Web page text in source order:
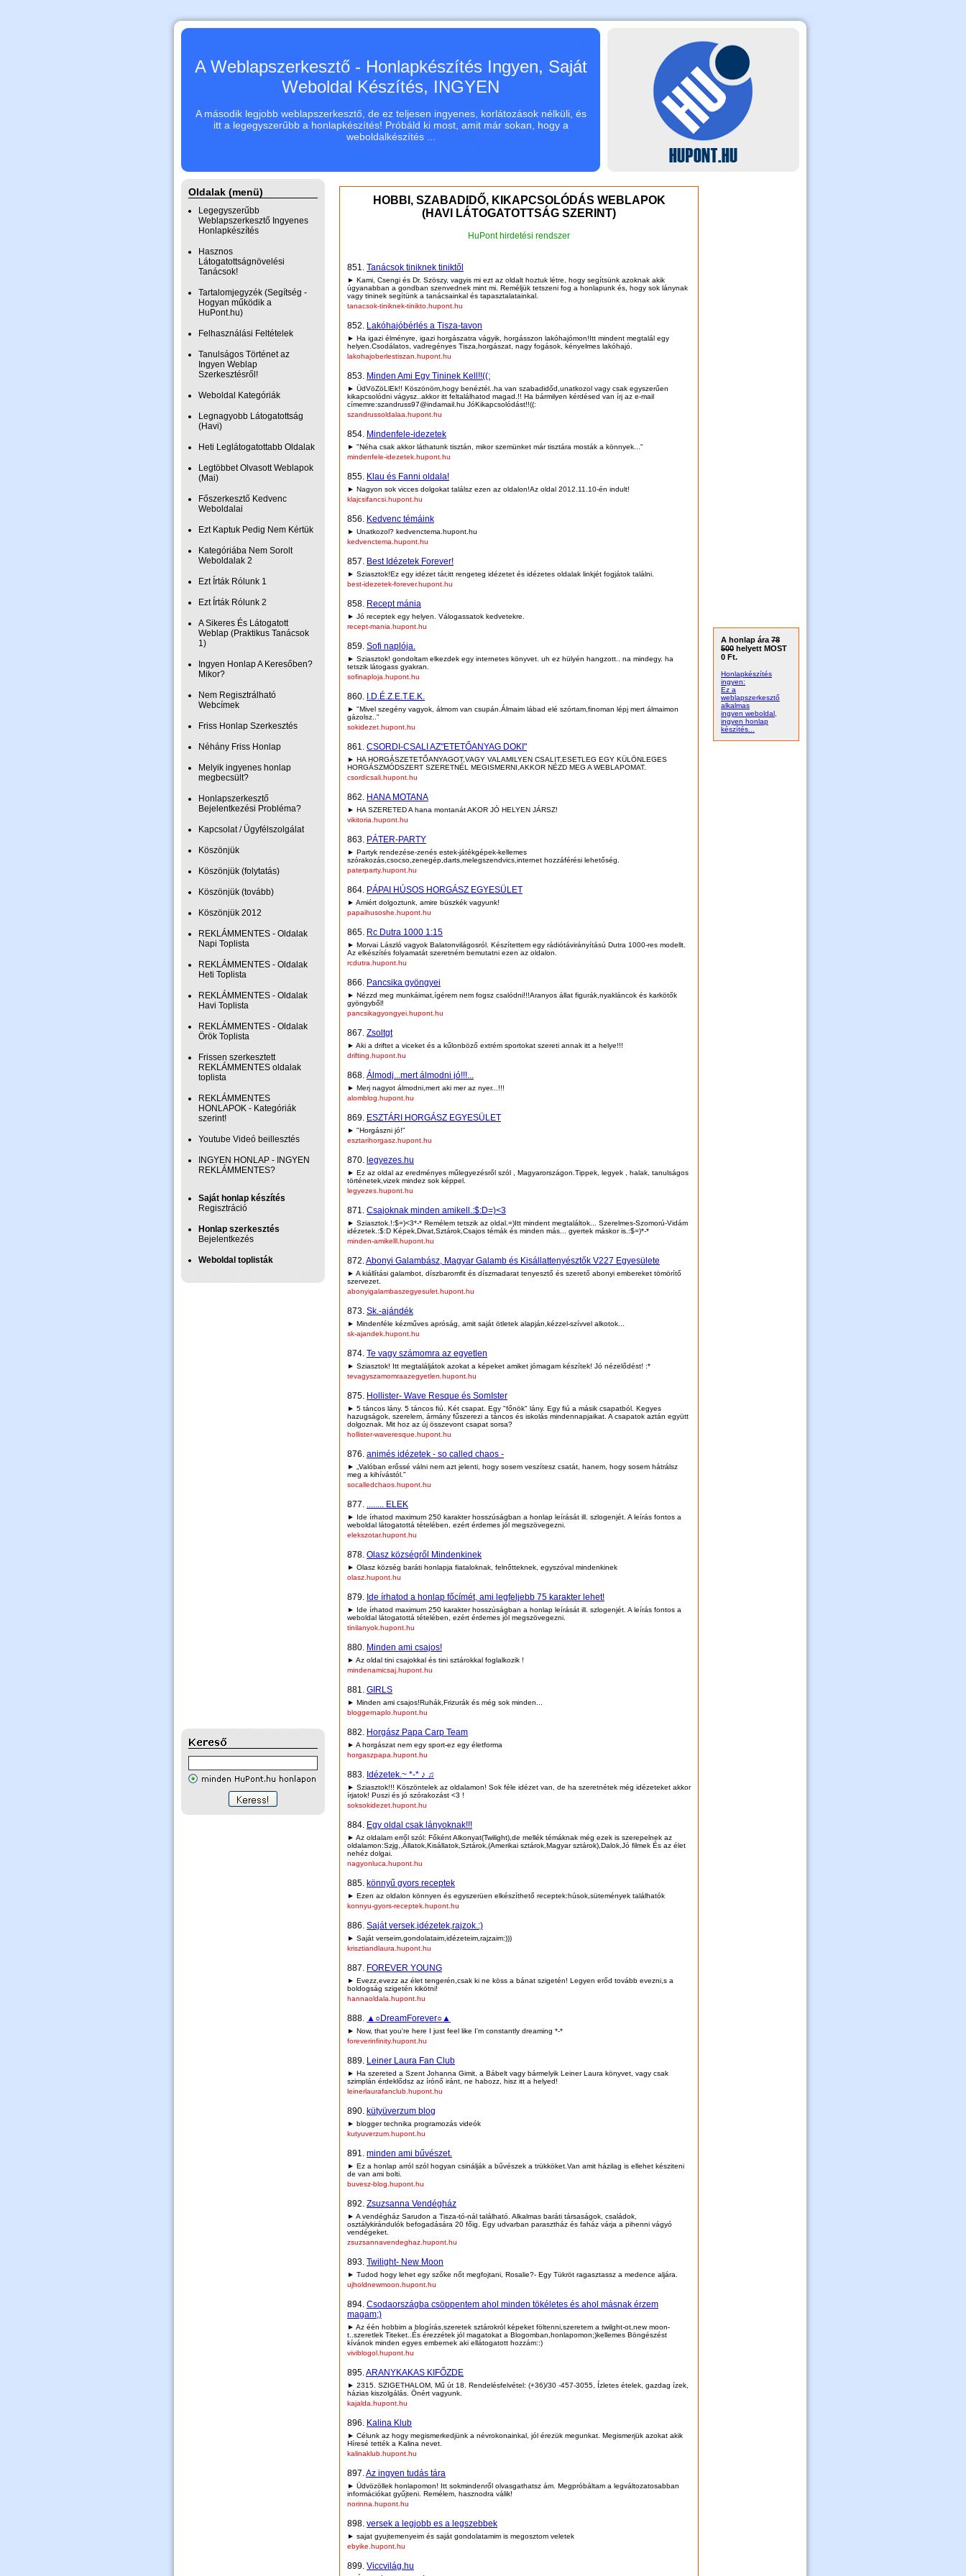
A Weblapszerkesztő - Honlapkészítés Ingyen, Saját
Weboldal Készítés, INGYEN
A második legjobb weblapszerkesztő, de ez teljesen ingyenes, korlátozások nélküli, és
itt a legegyszerűbb a honlapkészítés! Próbáld ki most, amit már sokan, hogy a
weboldalkészítés ...
Oldalak (menü)
Legegyszerűbb
Weblapszerkesztő Ingyenes
Honlapkészítés
Hasznos
Látogatottságnövelési
Tanácsok!
Tartalomjegyzék (Segítség -
Hogyan működik a
HuPont.hu)
Felhasználási Feltételek
Tanulságos Történet az
Ingyen Weblap
Szerkesztésről!
Weboldal Kategóriák
Legnagyobb Látogatottság
(Havi)
Heti Leglátogatottabb Oldalak
Legtöbbet Olvasott Weblapok
(Mai)
Főszerkesztő Kedvenc
Weboldalai
Ezt Kaptuk Pedig Nem Kértük
Kategóriába Nem Sorolt
Weboldalak 2
Ezt Írták Rólunk 1
Ezt Írták Rólunk 2
A Sikeres És Látogatott
Weblap (Praktikus Tanácsok
1)
Ingyen Honlap A Keresőben?
Mikor?
Nem Regisztrálható
Webcímek
Friss Honlap Szerkesztés
Néhány Friss Honlap
Melyik ingyenes honlap
megbecsült?
Honlapszerkesztő
Bejelentkezési Probléma?
Kapcsolat / Ügyfélszolgálat
Köszönjük
Köszönjük (folytatás)
Köszönjük (tovább)
Köszönjük 2012
REKLÁMMENTES - Oldalak
Napi Toplista
REKLÁMMENTES - Oldalak
Heti Toplista
REKLÁMMENTES - Oldalak
Havi Toplista
REKLÁMMENTES - Oldalak
Örök Toplista
Frissen szerkesztett
REKLÁMMENTES oldalak
toplista
REKLÁMMENTES
HONLAPOK - Kategóriák
szerint!
Youtube Videó beillesztés
INGYEN HONLAP - INGYEN
REKLÁMMENTES?
Saját honlap készítés
Regisztráció
Honlap szerkesztés
Bejelentkezés
Weboldal toplisták
HOBBI, SZABADIDŐ, KIKAPCSOLÓDÁS WEBLAPOK
(HAVI LÁTOGATOTTSÁG SZERINT)
HuPont hirdetési rendszer
851. Tanácsok tiniknek tiniktől
► Kami, Csengi és Dr. Szöszy, vagyis mi ezt az oldalt hoztuk létre, hogy segítsünk azoknak akik
úgyanabban a gondban szenvednek mint mi. Reméljük tetszeni fog a honlapunk és, hogy sok lánynak
vagy tininek segítünk a tanácsainkal és tapasztalatainkal.
tanacsok-tiniknek-tinikto.hupont.hu
852. Lakóhajóbérlés a Tisza-tavon
► Ha igazi élményre, igazi horgászatra vágyik, horgásszon lakóhajómon!Itt mindent megtalál egy
helyen.Csodálatos, vadregényes Tisza,horgászat, nagy fogások, kényelmes lakóhajó.
lakohajoberlestiszan.hupont.hu
853. Minden Ami Egy Tininek Kell!!((:
► ÜdVöZöLlEk!! Köszönöm,hogy benéztél..ha van szabadidőd,unatkozol vagy csak egyszerűen
kikapcsolódni vágysz..akkor itt feltalálhatod magad.!! Ha bármilyen kérdésed van írj az e-mail
címemre:szandruss97@indamail.hu JóKikapcsolódást!!((:
szandrussoldalaa.hupont.hu
854. Mindenfele-idezetek
► "Néha csak akkor láthatunk tisztán, mikor szemünket már tisztára mosták a könnyek..."
mindenfele-idezetek.hupont.hu
855. Klau és Fanni oldala!
► Nagyon sok vicces dolgokat találsz ezen az oldalon!Az oldal 2012.11.10-én indult!
klajcsifancsi.hupont.hu
856. Kedvenc témáink
► Unatkozol? kedvenctema.hupont.hu
kedvenctema.hupont.hu
857. Best Idézetek Forever!
► Sziasztok!Ez egy idézet tár,itt rengeteg idézetet és idézetes oldalak linkjét fogjátok találni.
best-idezetek-forever.hupont.hu
858. Recept mánia
► Jó receptek egy helyen. Válogassatok kedvetekre.
recept-mania.hupont.hu
859. Sofi naplója.
► Sziasztok! gondoltam elkezdek egy internetes könyvet. uh ez hülyén hangzott.. na mindegy. ha
tetszik látogass gyakran.
sofinaploja.hupont.hu
860. I.D.É.Z.E.T.E.K.
► "Mivel szegény vagyok, álmom van csupán.Álmaim lábad elé szórtam,finoman lépj mert álmaimon
gázolsz.."
sokidezet.hupont.hu
861. CSORDI-CSALI AZ"ETETŐANYAG DOKI"
► HA HORGÁSZETETŐANYAGOT,VAGY VALAMILYEN CSALIT,ESETLEG EGY KÜLÖNLEGES
HORGÁSZMÓDSZERT SZERETNÉL MEGISMERNI,AKKOR NÉZD MEG A WEBLAPOMAT.
csordicsali.hupont.hu
862. HANA MOTANA
► HA SZERETED A hana montanát AKOR JÓ HELYEN JÁRSZ!
vikitoria.hupont.hu
863. PÁTER-PARTY
► Partyk rendezése-zenés estek-játékgépek-kellemes
szórakozás,csocso,zenegép,darts,melegszendvics,internet hozzáférési lehetőség.
paterparty.hupont.hu
864. PÁPAI HÚSOS HORGÁSZ EGYESÜLET
► Amiért dolgoztunk, amire büszkék vagyunk!
papaihusoshe.hupont.hu
865. Rc Dutra 1000 1:15
► Morvai László vagyok Balatonvilágosról. Készítettem egy rádiótávirányítású Dutra 1000-res modellt.
Az elkészítés folyamatát szeretném bemutatni ezen az oldalon.
rcdutra.hupont.hu
866. Pancsika gyöngyei
► Nézzd meg munkáimat,ígérem nem fogsz csalódni!!!Aranyos állat figurák,nyakláncok és karkötők
gyöngyből!
pancsikagyongyei.hupont.hu
867. Zsoltgt
► Aki a driftet a viceket és a kűlonböző extrém sportokat szereti annak itt a helye!!!
drifting.hupont.hu
868. Álmodj...mert álmodni jó!!!...
► Merj nagyot álmodni,mert aki mer az nyer...!!!
alomblog.hupont.hu
869. ESZTÁRI HORGÁSZ EGYESÜLET
► "Horgászni jó!"
esztarihorgasz.hupont.hu
870. legyezes.hu
► Ez az oldal az eredményes műlegyezésről szól , Magyarországon.Tippek, legyek , halak, tanulságos
történetek,vizek mindez sok képpel.
legyezes.hupont.hu
871. Csajoknak minden amikell.:$:D=)<3
► Sziasztok.!:$=)<3*-* Remélem tetszik az oldal.=)Itt mindent megtaláltok... Szerelmes-Szomorú-Vidám
idézetek.:$:D Képek,Divat,Sztárok,Csajos témák és minden más... gyertek máskor is.:$=)*-*
minden-amikelll.hupont.hu
872.Abonyi Galambász, Magyar Galamb és Kisállattenyésztők V227 Egyesülete
► A kiállítási galambot, díszbaromfit és díszmadarat tenyesztő és szerető abonyi embereket tömörítő
szervezet.
abonyigalambaszegyesulet.hupont.hu
873. Sk.-ajándék
► Mindenféle kézműves apróság, amit saját ötletek alapján,kézzel-szívvel alkotok...
sk-ajandek.hupont.hu
874. Te vagy számomra az egyetlen
► Sziasztok! Itt megtaláljátok azokat a képeket amiket jómagam készítek! Jó nézelődést! :*
tevagyszamomraazegyetlen.hupont.hu
875. Hollister- Wave Resque és SomIster
► 5 táncos lány. 5 táncos fiú. Két csapat. Egy "főnök" lány. Egy fiú a másik csapatból. Kegyes
hazugságok, szerelem, ármány fűszerezi a táncos és iskolás mindennapjaikat. A csapatok aztán együtt
dolgoznak. Mit hoz az új összevont csapat sorsa?
hollister-waveresque.hupont.hu
876. animés idézetek - so called chaos -
► „Valóban erőssé válni nem azt jelenti, hogy sosem veszítesz csatát, hanem, hogy sosem hátrálsz
meg a kihívástól."
socalledchaos.hupont.hu
877. ........ ELEK
► Ide írhatod maximum 250 karakter hosszúságban a honlap leírását ill. szlogenjét. A leírás fontos a
weboldal látogatottá tételében, ezért érdemes jól megszövegezni.
elekszotar.hupont.hu
878. Olasz községről Mindenkinek
► Olasz község baráti honlapja fiataloknak, felnőtteknek, egyszóval mindenkinek
olasz.hupont.hu
879. Ide írhatod a honlap főcímét, ami legfeljebb 75 karakter lehet!
► Ide írhatod maximum 250 karakter hosszúságban a honlap leírását ill. szlogenjét. A leírás fontos a
weboldal látogatottá tételében, ezért érdemes jól megszövegezni.
tinilanyok.hupont.hu
880. Minden ami csajos!
► Az oldal tini csajokkal és tini sztárokkal foglalkozik !
mindenamicsaj.hupont.hu
881. GIRLS
► Minden ami csajos!Ruhák,Frizurák és még sok minden...
bloggernaplo.hupont.hu
882. Horgász Papa Carp Team
► A horgászat nem egy sport-ez egy életforma
horgaszpapa.hupont.hu
883. Idézetek.~ *-* ♪ ♫
► Sziasztok!!! Köszöntelek az oldalamon! Sok féle idézet van, de ha szeretnétek még idézeteket akkor
írjatok! Puszi és jó szórakozást <3 !
soksokidezet.hupont.hu
884. Egy oldal csak lányoknak!!!
► Az oldalam erről szól: Főként Alkonyat(Twilight),de mellék témáknak még ezek is szerepelnek az
oldalamon:Szjg,,Állatok,Kisállatok,Sztárok,(Amerikai sztárok,Magyar sztárok),Dalok,Jó filmek És az élet
nehéz dolgai.
nagyonluca.hupont.hu
885. könnyű gyors receptek
► Ezen az oldalon könnyen és egyszerüen elkészíthető receptek:húsok,sütemények találhatók
konnyu-gyors-receptek.hupont.hu
886. Saját versek,idézetek,rajzok.:)
► Saját verseim,gondolataim,idézeteim,rajzaim:)))
krisztiandlaura.hupont.hu
887. FOREVER YOUNG
► Evezz,evezz az élet tengerén,csak ki ne köss a bánat szigetén! Legyen erőd tovább evezni,s a
boldogság szigetén kikötni!
hannaoldala.hupont.hu
888. ▲○DreamForever○▲
► Now, that you're here I just feel like I'm constantly dreaming *-*
foreverinfinity.hupont.hu
889. Leiner Laura Fan Club
► Ha szereted a Szent Johanna Gimit, a Bábelt vagy bármelyik Leiner Laura könyvet, vagy csak
szimplán érdeklődsz az írónő iránt, ne habozz, hisz itt a helyed!
leinerlaurafanclub.hupont.hu
890. kütyüverzum blog
► blogger technika programozás videók
kutyuverzum.hupont.hu
891. minden ami bűvészet.
► Ez a honlap arról szól hogyan csinálják a bűvészek a trükköket.Van amit házilag is ellehet késziteni
de van ami bolti.
buvesz-blog.hupont.hu
892. Zsuzsanna Vendégház
► A vendégház Sarudon a Tisza-tó-nál található. Alkalmas baráti társaságok, családok,
osztálykirándulók befogadására 20 főig. Egy udvarban parasztház és faház várja a pihenni vágyó
vendégeket.
zsuzsannavendeghaz.hupont.hu
893. Twilight- New Moon
► Tudod hogy lehet egy szőke nőt megfojtani, Rosalie?- Egy Tükröt ragasztassz a medence aljára.
ujholdnewmoon.hupont.hu
894. Csodaországba csöppentem ahol minden tökéletes és ahol másnak érzem
magam;)
► Az één hobbim a blogírás,szeretek sztárokról képeket föltenni,szeretem a twilght-ot,new moon-
t..szeretlek Titeket..És érezzétek jól magatokat a Blogomban,honlapomon;)kellemes Böngészést
kívánok minden egyes embernek aki ellátogatott hozzám::)
viviblogol.hupont.hu
895.ARANYKAKAS KIFŐZDE
► 2315. SZIGETHALOM, Mű út 18. Rendelésfelvétel: (+36)/30 -457-3055, Ízletes ételek, gazdag ízek,
házias kiszolgálás. Önért vagyunk.
kajalda.hupont.hu
896. Kalina Klub
► Célunk az hogy megismerkedjünk a névrokonainkal, jól érezük megunkat. Megismerjük azokat akik
Híresé tették a Kalina nevet.
kalinaklub.hupont.hu
897.Az ingyen tudás tára
► Üdvözöllek honlapomon! Itt sokmindenről olvasgathatsz ám. Megpróbáltam a legváltozatosabban
információkat gyűjteni. Remélem, hasznodra válik!
norinna.hupont.hu
898. versek a legjobb es a legszebbek
► sajat gyujtemenyeim és saját gondolatamim is megosztom veletek
ebyike.hupont.hu
899. Viccvilág.hu
A honlap ára 78
500 helyett MOST
0 Ft.
Honlapkészítés
ingyen:
Ez a
weblapszerkesztő
alkalmas
ingyen weboldal,
ingyen honlap
készítés...